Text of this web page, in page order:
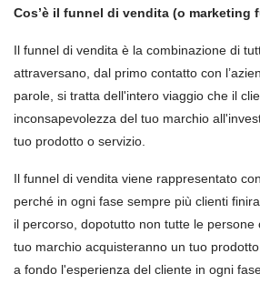
Cos’è il funnel di vendita (o marketing
Il funnel di vendita è la combinazione di
attraversano, dal primo contatto con
parole, si tratta dell'intero viaggio che il
inconsapevolezza del tuo marchio
tuo prodotto o servizio.
Il funnel di vendita viene rappresentato
perché in ogni fase sempre più clienti
il percorso, dopotutto non tutte le persone
tuo marchio acquisteranno un tuo
a fondo l'esperienza del cliente in ogni